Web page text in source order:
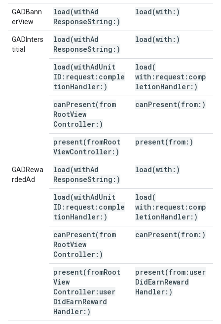
GADBann
erView
load(withAd
ResponseString:)
load(with:)
GADInters
titial
load(withAd
ResponseString:)
load(with:)
load(withAdUnit
ID:request:comple
tionHandler:)
load(
with:request:comp
letionHandler:)
canPresent(from
RootView
Controller:)
canPresent(from:)
present(fromRoot
ViewController:)
present(from:)
GADRewa
rdedAd
load(withAd
ResponseString:)
load(with:)
load(withAdUnit
ID:request:comple
tionHandler:)
load(
with:request:comp
letionHandler:)
canPresent(from
RootView
Controller:)
canPresent(from:)
present(fromRoot
View
Controller:user
DidEarnReward
Handler:)
present(from:user
DidEarnReward
Handler:)